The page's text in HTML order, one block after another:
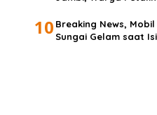
10 Breaking News, Mobil
Sungai Gelam saat Isi